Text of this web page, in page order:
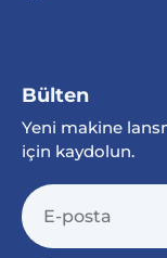
Bülten
Yeni makine
için kaydolun.